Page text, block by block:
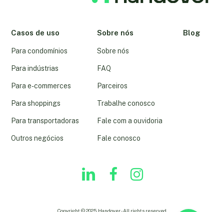
Casos de uso
Para condomínios
Para indústrias
Para e-commerces
Para shoppings
Para transportadoras
Outros negócios
Sobre nós
Sobre nós
FAQ
Parceiros
Trabalhe conosco
Fale com a ouvidoria
Fale conosco
Blog
linkedin youtubeinstagram
Copyright © 2025. Handover - All rights reserved